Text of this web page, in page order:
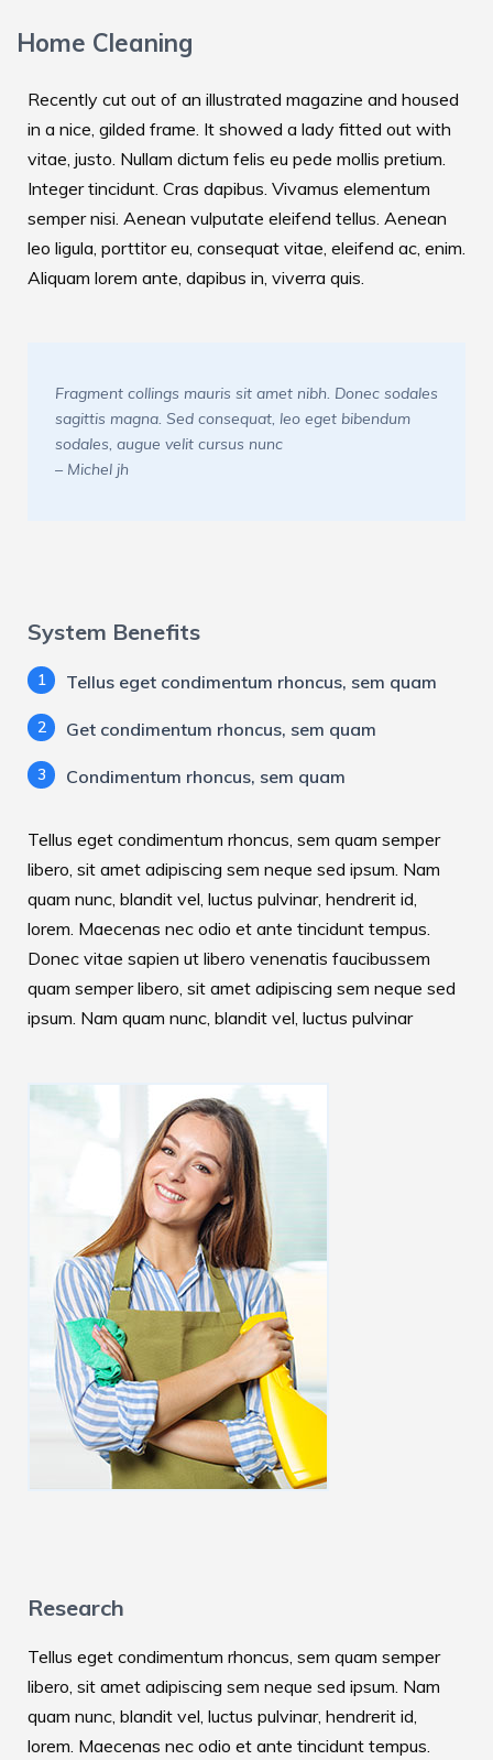
Home Cleaning
Recently cut out of an illustrated magazine and housed
in a nice, gilded frame. It showed a lady fitted out with
vitae, justo. Nullam dictum felis eu pede mollis pretium.
Integer tincidunt. Cras dapibus. Vivamus elementum
semper nisi. Aenean vulputate eleifend tellus. Aenean
leo ligula, porttitor eu, consequat vitae, eleifend ac, enim.
Aliquam lorem ante, dapibus in, viverra quis.
Fragment collings mauris sit amet nibh. Donec sodales
sagittis magna. Sed consequat, leo eget bibendum
sodales, augue velit cursus nunc
– Michel jh
System Benefits
1 Tellus eget condimentum rhoncus, sem quam
2 Get condimentum rhoncus, sem quam
3 Condimentum rhoncus, sem quam
Tellus eget condimentum rhoncus, sem quam semper
libero, sit amet adipiscing sem neque sed ipsum. Nam
quam nunc, blandit vel, luctus pulvinar, hendrerit id,
lorem. Maecenas nec odio et ante tincidunt tempus.
Donec vitae sapien ut libero venenatis faucibussem
quam semper libero, sit amet adipiscing sem neque sed
ipsum. Nam quam nunc, blandit vel, luctus pulvinar
Research
Tellus eget condimentum rhoncus, sem quam semper
libero, sit amet adipiscing sem neque sed ipsum. Nam
quam nunc, blandit vel, luctus pulvinar, hendrerit id,
lorem. Maecenas nec odio et ante tincidunt tempus.